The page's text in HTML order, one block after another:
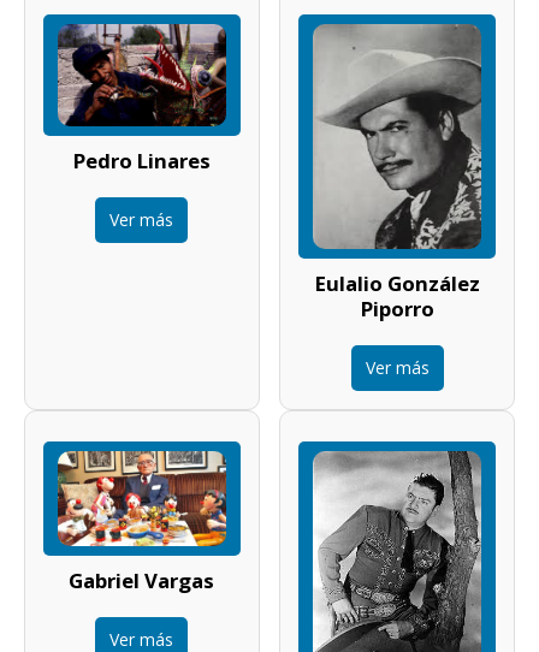
Pedro Linares
Ver más
Eulalio González
Piporro
Ver más
Gabriel Vargas
Ver más